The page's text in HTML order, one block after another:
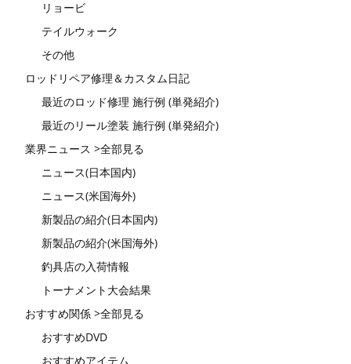
リョービ
テイルウォーク
その他
ロッドリペア修理＆カスタム日記
最近のロッド修理 施行例 (単発紹介)
最近のリール塗装 施行例 (単発紹介)
業界ニュース >全部見る
ニュース(日本国内)
ニュース(米国海外)
新製品の紹介(日本国内)
新製品の紹介(米国海外)
釣具店の入荷情報
トーナメント大会結果
おすすめ関係 >全部見る
おすすめDVD
おすすめアイテム